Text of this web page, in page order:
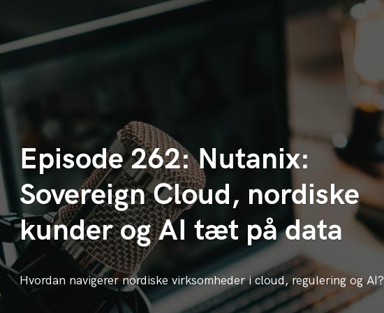
Episode 262: Nutanix:
Sovereign Cloud, nordiske
kunder og AI tæt på data
Hvordan navigerer nordiske virksomheder i cloud, regulering og AI?